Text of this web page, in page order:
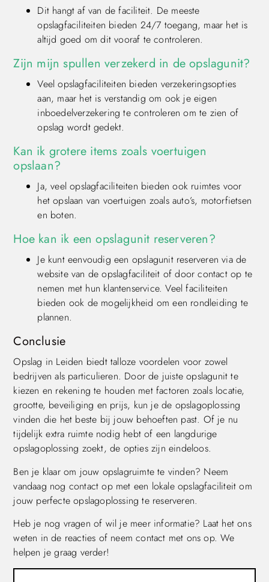
Dit hangt af van de faciliteit. De meeste
opslagfaciliteiten bieden 24/7 toegang, maar het is
altijd goed om dit vooraf te controleren.
Zijn mijn spullen verzekerd in de opslagunit?
Veel opslagfaciliteiten bieden verzekeringsopties
aan, maar het is verstandig om ook je eigen
inboedelverzekering te controleren om te zien of
opslag wordt gedekt.
Kan ik grotere items zoals voertuigen
opslaan?
Ja, veel opslagfaciliteiten bieden ook ruimtes voor
het opslaan van voertuigen zoals auto’s, motorfietsen
en boten.
Hoe kan ik een opslagunit reserveren?
Je kunt eenvoudig een opslagunit reserveren via de
website van de opslagfaciliteit of door contact op te
nemen met hun klantenservice. Veel faciliteiten
bieden ook de mogelijkheid om een rondleiding te
plannen.
Conclusie
Opslag in Leiden biedt talloze voordelen voor zowel
bedrijven als particulieren. Door de juiste opslagunit te
kiezen en rekening te houden met factoren zoals locatie,
grootte, beveiliging en prijs, kun je de opslagoplossing
vinden die het beste bij jouw behoeften past. Of je nu
tijdelijk extra ruimte nodig hebt of een langdurige
opslagoplossing zoekt, de opties zijn eindeloos.
Ben je klaar om jouw opslagruimte te vinden? Neem
vandaag nog contact op met een lokale opslagfaciliteit om
jouw perfecte opslagoplossing te reserveren.
Heb je nog vragen of wil je meer informatie? Laat het ons
weten in de reacties of neem contact met ons op. We
helpen je graag verder!